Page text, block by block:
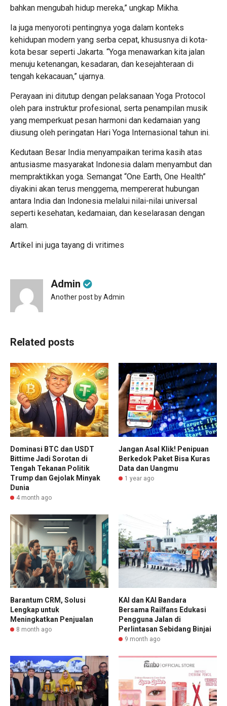
bahkan mengubah hidup mereka,” ungkap Mikha.
Ia juga menyoroti pentingnya yoga dalam konteks
kehidupan modern yang serba cepat, khususnya di kota-
kota besar seperti Jakarta. “Yoga menawarkan kita jalan
menuju ketenangan, kesadaran, dan kesejahteraan di
tengah kekacauan,” ujarnya.
Perayaan ini ditutup dengan pelaksanaan Yoga Protocol
oleh para instruktur profesional, serta penampilan musik
yang memperkuat pesan harmoni dan kedamaian yang
diusung oleh peringatan Hari Yoga Internasional tahun ini.
Kedutaan Besar India menyampaikan terima kasih atas
antusiasme masyarakat Indonesia dalam menyambut dan
mempraktikkan yoga. Semangat “One Earth, One Health”
diyakini akan terus menggema, mempererat hubungan
antara India dan Indonesia melalui nilai-nilai universal
seperti kesehatan, kedamaian, dan keselarasan dengan
alam.
Artikel ini juga tayang di vritimes
Admin
Another post by Admin
Related posts
Dominasi BTC dan USDT
Bittime Jadi Sorotan di
Tengah Tekanan Politik
Trump dan Gejolak Minyak
Dunia
4 month ago
Jangan Asal Klik! Penipuan
Berkedok Paket Bisa Kuras
Data dan Uangmu
1 year ago
Barantum CRM, Solusi
Lengkap untuk
Meningkatkan Penjualan
8 month ago
KAI dan KAI Bandara
Bersama Railfans Edukasi
Pengguna Jalan di
Perlintasan Sebidang Binjai
9 month ago